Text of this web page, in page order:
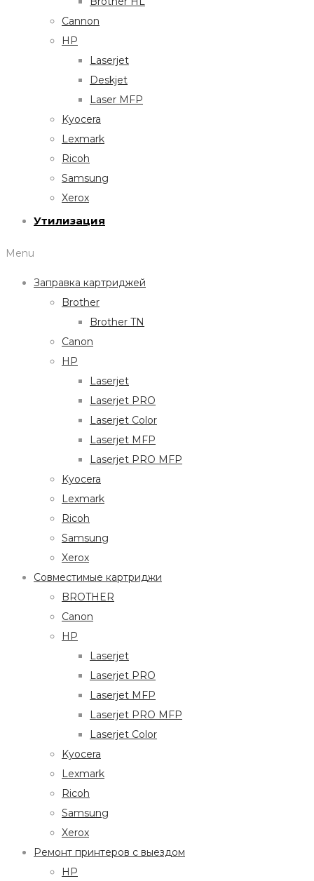
Cannon
HP
Laserjet
Deskjet
Laser MFP
Kyocera
Lexmark
Ricoh
Samsung
Xerox
Утилизация
Menu
Заправка картриджей
Brother
Brother TN
Canon
HP
Laserjet
Laserjet PRO
Laserjet Color
Laserjet MFP
Laserjet PRO MFP
Kyocera
Lexmark
Ricoh
Samsung
Xerox
Совместимые картриджи
BROTHER
Canon
HP
Laserjet
Laserjet PRO
Laserjet MFP
Laserjet PRO MFP
Laserjet Color
Kyocera
Lexmark
Ricoh
Samsung
Xerox
Ремонт принтеров с выездом
HP